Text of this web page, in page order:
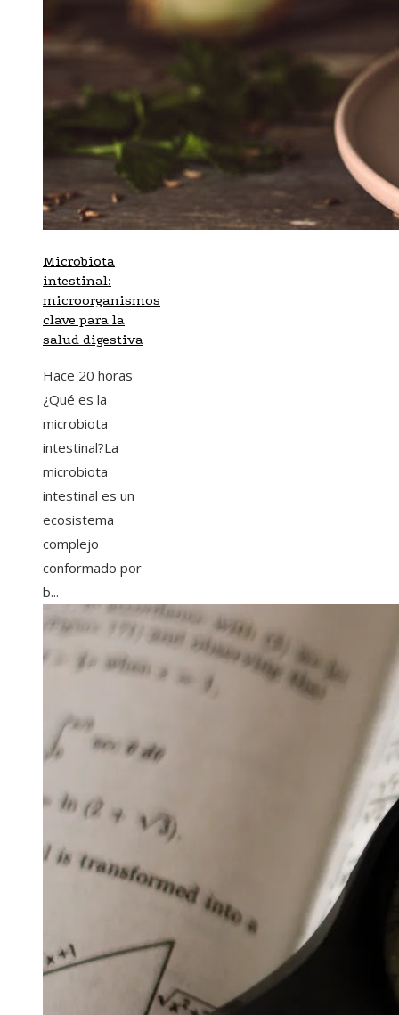
Microbiota
intestinal:
microorganismos
clave para la
salud digestiva
Hace 20 horas
¿Qué es la
microbiota
intestinal?La
microbiota
intestinal es un
ecosistema
complejo
conformado por
b...